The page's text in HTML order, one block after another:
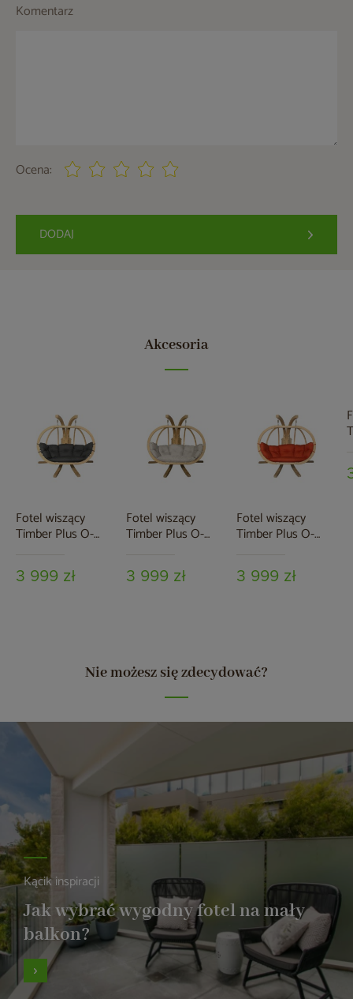
Komentarz
Ocena:
DODAJ
Akcesoria
Fotel wiszący
Timber Plus O-
3 999 zł
Fotel wiszący
Timber Plus O-
3 999 zł
Fotel wiszący
Timber Plus O-
3 999 zł
Nie możesz się zdecydować?
Kącik inspiracji
Jak wybrać wygodny fotel na mały
balkon?